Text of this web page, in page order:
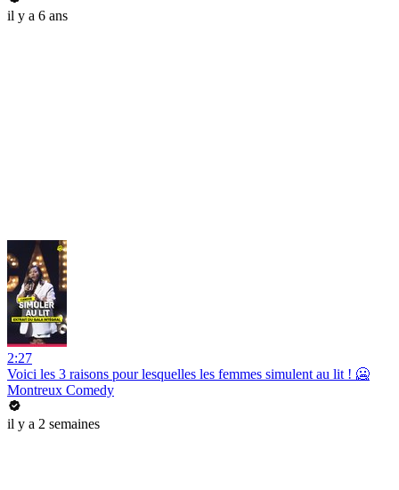
il y a 6 ans
2:27
Voici les 3 raisons pour lesquelles les femmes simulent au lit ! 🥶
Montreux Comedy
il y a 2 semaines